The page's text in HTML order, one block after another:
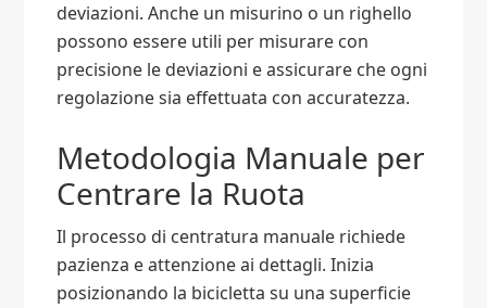
deviazioni. Anche un misurino o un righello
possono essere utili per misurare con
precisione le deviazioni e assicurare che ogni
regolazione sia effettuata con accuratezza.
Metodologia Manuale per
Centrare la Ruota
Il processo di centratura manuale richiede
pazienza e attenzione ai dettagli. Inizia
posizionando la bicicletta su una superficie